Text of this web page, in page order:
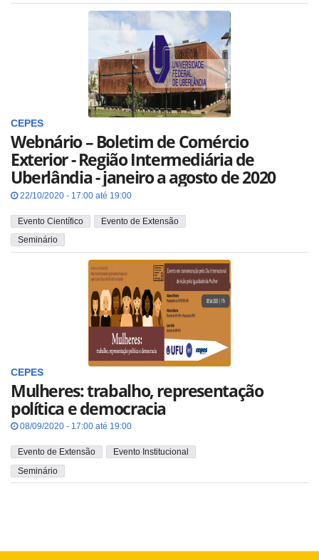
CEPES
Webnário – Boletim de Comércio
Exterior - Região Intermediária de
Uberlândia - janeiro a agosto de 2020
22/10/2020 - 17:00 até 19:00
Evento Científico
Evento de Extensão
Seminário
CEPES
Mulheres: trabalho, representação
política e democracia
08/09/2020 - 17:00 até 19:00
Evento de Extensão
Evento Institucional
Seminário